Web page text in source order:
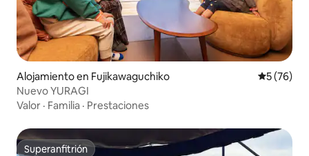
Alojamiento en Fujikawaguchiko
5 (76)
Nuevo YURAGI
Valor · Familia · Prestaciones
Superanfitrión